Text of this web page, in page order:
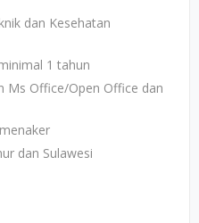
dan Kesehatan
1 tahun
Ms Office/Open Office dan
dan Sulawesi